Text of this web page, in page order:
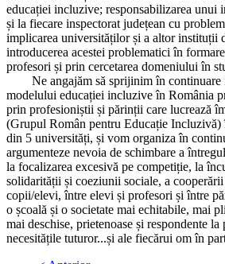
educației incluzive; responsabilizarea unui
și la fiecare inspectorat județean cu
implicarea universităților și a altor instituții
introducerea acestei problematici în
profesori și prin cercetarea domeniului în
Ne angajăm să sprijinim în continuare
modelului educației incluzive în România
prin profesioniștii și părinții care lucrează
(Grupul Român pentru Educație Incluzivă)
din 5 universități, și vom organiza în
argumenteze nevoia de schimbare a
la focalizarea excesivă pe competiție, la
solidarității și coeziunii sociale, a
copii/elevi, între elevi și profesori și între
o școală și o societate mai echitabile, mai
mai deschise, prietenoase și respondente
necesitățile tuturor...și ale fiecărui om în